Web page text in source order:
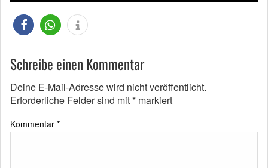
Schreibe einen Kommentar
Deine E-Mail-Adresse wird nicht veröffentlicht.
Erforderliche Felder sind mit* markiert
Kommentar *